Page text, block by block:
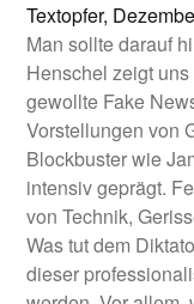
Textopfer,
Man sollte darauf
Henschel zeigt
gewollte Fake
Vorstellungen von
Blockbuster wie
intensiv geprägt.
von Technik,
Was tut dem
dieser